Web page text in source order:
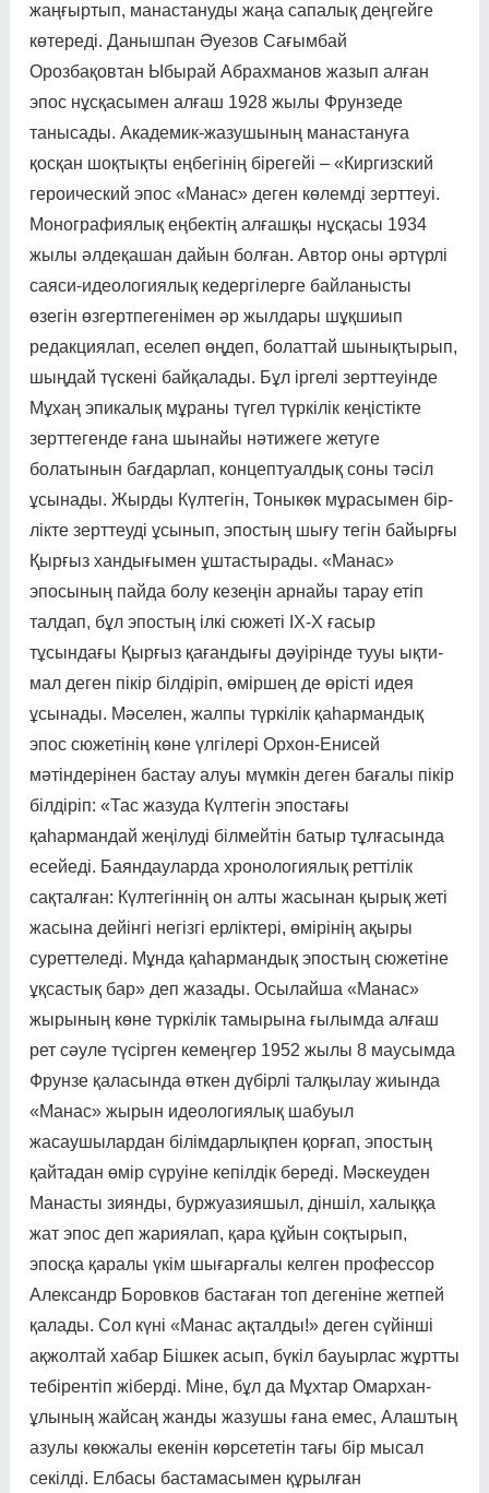
жаң­ғыртып, манастануды жаңа сапалық деңгейге
көтереді. Данышпан Әуезов Сағымбай
Орозбақовтан Ыбырай Абрах­манов жазып алған
эпос нұсқа­сы­мен алғаш 1928 жылы Фрун­зеде
танысады. Академик-жазу­шының манастануға
қосқан шоқ­тық­ты еңбегінің бірегейі – «Киргиз­ский
героический эпос «Манас» деген көлемді зерттеуі.
Моно­графиялық еңбектің алғашқы нұсқасы 1934
жылы әлдеқашан дайын болған. Автор оны әртүр­лі
саяси-идеологиялық кедер­гі­лерге байланысты
өзегін өз­герт­пегенімен әр жылдары шұқ­­шиып
редакциялап, еселеп өң­деп, болаттай шынықтырып,
шың­дай түскені байқалады. Бұл іргелі зерттеуінде
Мұхаң эпикалық мұраны түгел түр­кі­­лік кеңістікте
зерттегенде ғана шынайы нәтижеге жетуге
болатынын бағдарлап, кон­­цеп­туалдық соны тәсіл
ұсы­нады. Жырды Күл­тегін, Тоны­көк мұра­сымен бір­
лік­те зерт­теуді ұсы­нып, эпос­тың шығу тегін байыр­ғы
Қыр­ғыз хан­ды­ғымен ұштас­тыра­ды. «Манас»
эпосының пай­да болу кезеңін арнайы тарау етіп
тал­дап, бұл эпостың ілкі сю­жеті ІХ-Х ғасыр
тұсындағы Қыр­ғыз қа­ған­дығы дәуірінде тууы ықти­
мал деген пікір білді­ріп, өмір­шең де өрісті идея
ұсынады. Мәселен, жалпы түркілік қаһармандық
эпос сюжетінің көне үлгілері Орхон-Енисей
мәтіндерінен бастау алуы мүмкін деген бағалы пікір
білдіріп: «Тас жазуда Күлтегін эпостағы
қаһармандай жеңілуді білмейтін батыр тұлғасында
есейеді. Баяндауларда хронологиялық реттілік
сақталған: Күлтегіннің он алты жасынан қырық жеті
жасына дейінгі негізгі ерліктері, өмірінің ақыры
суреттеледі. Мұнда қаһармандық эпостың сюжетіне
ұқсастық бар» деп жазады. Осылайша «Манас»
жыры­ның көне түркілік тамырына ғылымда алғаш
рет сәуле түсір­ген кемеңгер 1952 жылы 8 мау­сымда
Фрунзе қаласында өт­кен дүбірлі талқылау жиында
«Манас» жырын идеологиялық шабуыл
жасаушылардан білім­дар­лықпен қорғап, эпостың
қайтадан өмір сүруіне кепілдік береді. Мәскеуден
Манасты зиян­ды, буржуазияшыл, діншіл, халық­қа
жат эпос деп жариялап, қара құйын соқтырып,
эпосқа қара­лы үкім шығарғалы кел­ген профессор
Александр Бо­ров­­­ков бастаған топ дегені­не жет­пей
қалады. Сол күні «Манас ақ­тал­ды!» деген сүйін­ші
ақ­жол­тай хабар Бішкек асып, бүкіл бауыр­лас жұртты
тебірентіп жібер­ді. Міне, бұл да Мұхтар Омар­­хан­
ұлының жайсаң жанды жазушы ғана емес, Алаштың
азу­лы көкжалы екенін көрсететін тағы бір мысал
секілді. Елбасы бастамасымен құ­рыл­ған